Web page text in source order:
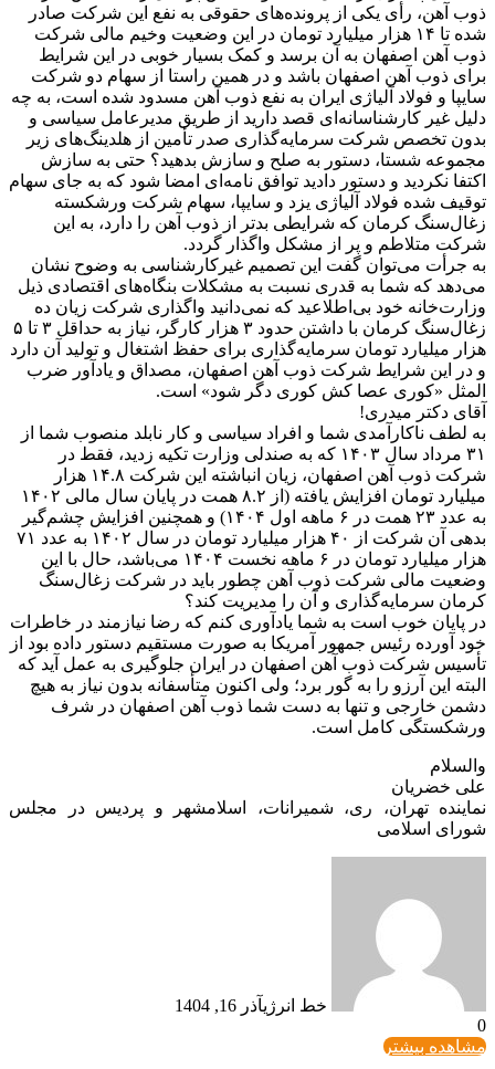
ذوب آهن، رأی یکی از پرونده‌های حقوقی به نفع این شرکت صادر
شده تا ۱۴ هزار میلیارد تومان در این وضعیت وخیم مالی شرکت
ذوب آهن اصفهان به آن برسد و کمک بسیار خوبی در این شرایط
برای ذوب آهن اصفهان باشد و در همین راستا از سهام دو شرکت
سایپا و فولاد آلیاژی ایران به نفع ذوب آهن مسدود شده است، به چه
دلیل غیر کارشناسانه‌ای قصد دارید از طریق مدیرعامل سیاسی و
بدون تخصص شرکت سرمایه‌گذاری صدر تأمین از هلدینگ‌های زیر
مجموعه شستا، دستور به صلح و سازش ‌بدهید؟ حتی به سازش
اکتفا نکردید و دستور دادید توافق نامه‌ای امضا شود که به جای سهام
توقیف شده فولاد آلیاژی یزد و سایپا، سهام شرکت ورشکسته
زغال‌سنگ کرمان که شرایطی بدتر از ذوب آهن را دارد، به این
شرکت متلاطم و پر از مشکل واگذار گردد.
به جرأت می‌توان گفت این تصمیم غیرکارشناسی به وضوح نشان
می‌دهد که شما به قدری نسبت به مشکلات بنگاه‌های اقتصادی ذیل
وزارت‌خانه خود بی‌اطلاعید که نمی‌دانید واگذاری شرکت زیان ده
زغال‌سنگ کرمان با داشتن حدود ۳ هزار کارگر، نیاز به حداقل ۳ تا ۵
هزار میلیارد تومان سرمایه‌گذاری برای حفظ اشتغال و تولید آن دارد
و در این شرایط شرکت ذوب آهن اصفهان، مصداق و یادآور ضرب
المثل «کوری عصا کش کوری دگر شود» است.
آقای دکتر میدری!
به لطف ناکارآمدی شما و افراد سیاسی و کار نابلد منصوب شما از
۳۱ مرداد سال ۱۴۰۳ که به صندلی وزارت تکیه زدید، فقط در
شرکت ذوب آهن اصفهان، زیان انباشته این شرکت ۱۴.۸ هزار
میلیارد تومان افزایش یافته (از ۸.۲ همت در پایان سال مالی ۱۴۰۲
به عدد ۲۳ همت در ۶ ماهه اول ۱۴۰۴) و همچنین افزایش چشم‌گیر
بدهی آن شرکت از ۴۰ هزار میلیارد تومان در سال ۱۴۰۲ به عدد ۷۱
هزار میلیارد تومان در ۶ ماهه نخست ۱۴۰۴ می‌باشد، حال با این
وضعیت مالی شرکت ذوب آهن چطور باید در شرکت زغال‌سنگ
کرمان سرمایه‌گذاری و آن را مدیریت کند؟
در پایان خوب است به شما یادآوری کنم که رضا نیازمند در خاطرات
خود آورده رئیس جمهور آمریکا به صورت مستقیم دستور داده بود از
تأسیس شرکت ذوب آهن اصفهان در ایران جلوگیری به عمل آید که
البته این آرزو را به گور برد؛ ولی اکنون متأسفانه بدون نیاز به هیچ
دشمن خارجی و تنها به دست شما ذوب آهن اصفهان در شرف
ورشکستگی کامل است.
والسلام
علی خضریان
نماینده تهران، ری، شمیرانات، اسلامشهر و پردیس در مجلس
شورای اسلامی
خط انرژیآذر 16, 1404
0
مشاهده بیشتر